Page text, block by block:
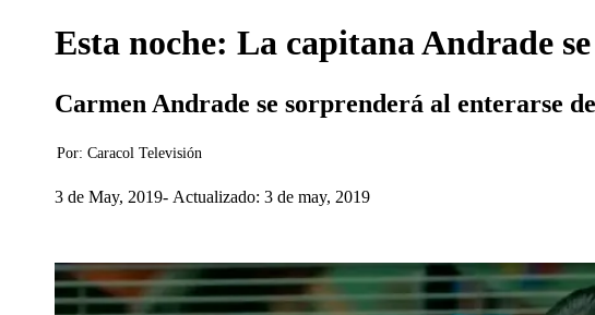
Esta noche: La capitana Andrade
Carmen Andrade se sorprenderá al enterarse
Por: Caracol Televisión
3 de May, 2019 Actualizado: 3 de may, 2019